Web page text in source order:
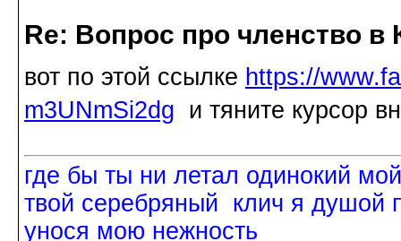
Re: Вопрос про членство в
вот по этой ссылке https://
m3UNmSi2dg и тяните курсор
где бы ты ни летал одинокий
твой серебряный клич я душой
унося мою нежность